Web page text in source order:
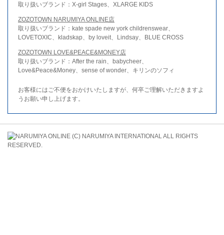
取り扱いブランド：X-girl Stages、XLARGE KIDS
ZOZOTOWN NARUMIYA ONLINE店
取り扱いブランド：kate spade new york childrenswear、
LOVETOXIC、kladskap、by loveit、Lindsay、BLUE CROSS
ZOZOTOWN LOVE&PEACE&MONEY店
取り扱いブランド：After the rain、babycheer、
Love&Peace&Money、sense of wonder、キリンのソフィ
お客様にはご不便をおかけいたしますが、何卒ご理解いただきますよ
うお願い申し上げます。